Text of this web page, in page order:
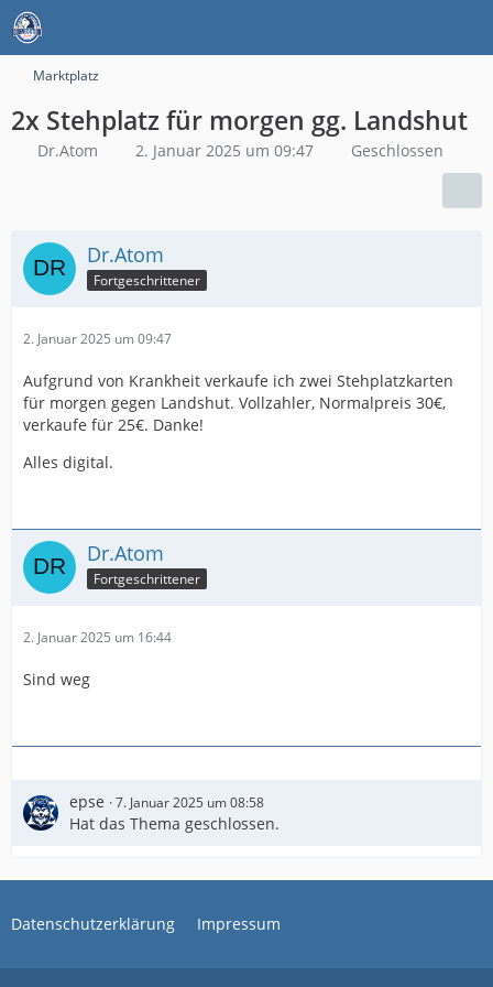
Marktplatz
2x Stehplatz für morgen gg. Landshut
Dr.Atom 2. Januar 2025 um 09:47 Geschlossen
Dr.Atom
Fortgeschrittener
2. Januar 2025 um 09:47
Aufgrund von Krankheit verkaufe ich zwei Stehplatzkarten
für morgen gegen Landshut. Vollzahler, Normalpreis 30€,
verkaufe für 25€. Danke!
Alles digital.
Dr.Atom
Fortgeschrittener
2. Januar 2025 um 16:44
Sind weg
epse 7. Januar 2025 um 08:58
Hat das Thema geschlossen.
Datenschutzerklärung Impressum